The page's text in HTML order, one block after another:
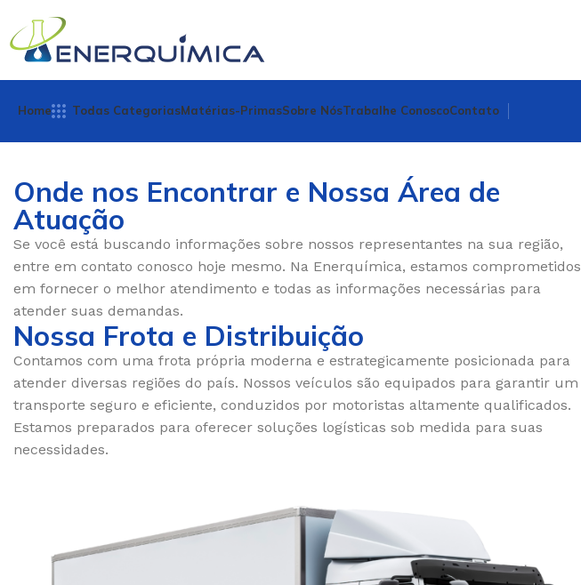
Home Todas CategoriasMatérias-PrimasSobre NósTrabalhe ConoscoContato
Onde nos Encontrar e Nossa Área de
Atuação
Se você está buscando informações sobre nossos representantes na sua região,
entre em contato conosco hoje mesmo. Na Enerquímica, estamos comprometidos
em fornecer o melhor atendimento e todas as informações necessárias para
atender suas demandas.
Nossa Frota e Distribuição
Contamos com uma frota própria moderna e estrategicamente posicionada para
atender diversas regiões do país. Nossos veículos são equipados para garantir um
transporte seguro e eficiente, conduzidos por motoristas altamente qualificados.
Estamos preparados para oferecer soluções logísticas sob medida para suas
necessidades.